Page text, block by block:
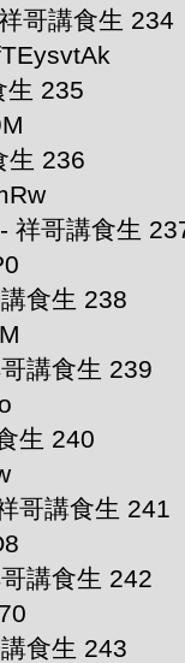
哥講食生 234
235
生 236
祥哥講食生
食生 238
講食生 239
生 240
哥講食生 241
講食生 242
食生 243